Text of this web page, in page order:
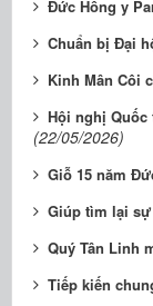
Đức Hồng y
Chuẩn bị Đại
Kinh Mân Côi
Hội nghị Quốc
(22/05/2026)
Giỗ 15 năm
Giúp tìm lại
Quý Tân Linh
Tiếp kiến